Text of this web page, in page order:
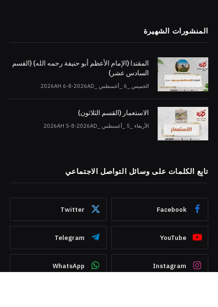
المنشورات الشهيرة
المقتدا (الإمام الأعظم أبو حنيفة رحمه الله) (القسم
السادس عشر)
الخميس _6 _أغسطس _2026AH 6-8-2026AD
الاستعمار (القسم الثلاثون)
الأربعاء _5 _أغسطس _2026AH 5-8-2026AD
تابِع الكلمات على وسائل التواصل الاجتماعي
Facebook
Twitter
YouTube
Telegram
Instagram
WhatsApp